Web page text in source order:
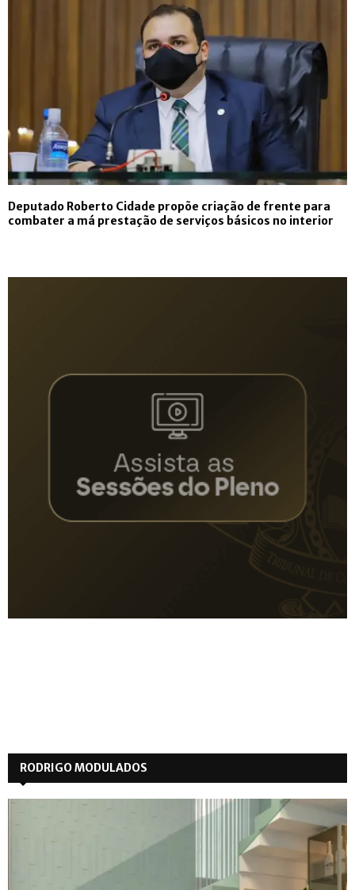
Deputado Roberto Cidade propõe criação de frente para
combater a má prestação de serviços básicos no interior
RODRIGO MODULADOS